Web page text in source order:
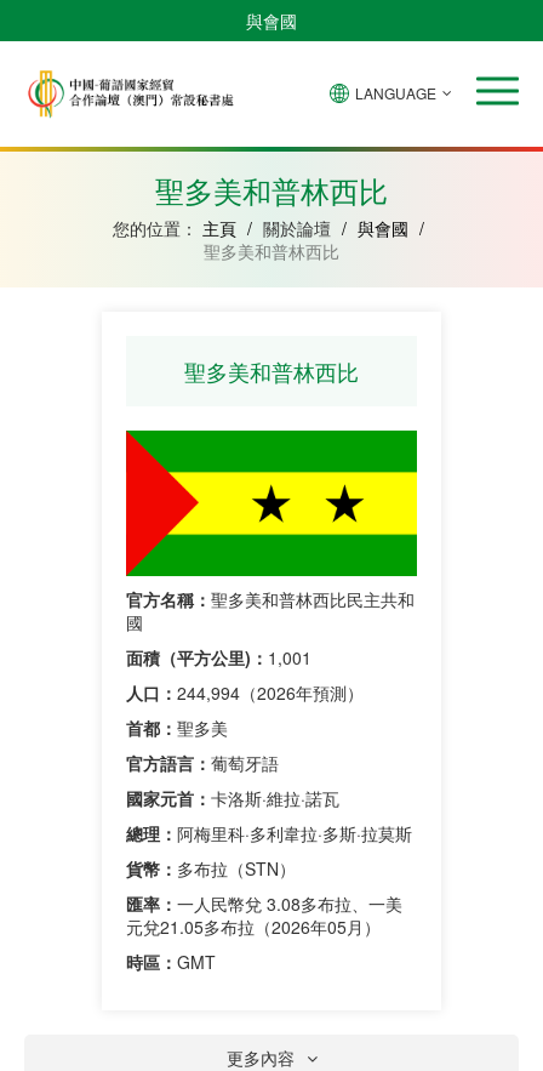
與會國
安
比
紹
內
亞
克
LANGUAGE
聖多美和普林西比
您的位置： 主頁 / 關於論壇 / 與會國 /
聖多美和普林西比
聖多美和普林西比
官方名稱： 聖多美和普林西比民主共和
國
面積（平方公里)： 1,001
人口： 244,994（2026年預測）
首都： 聖多美
官方語言： 葡萄牙語
國家元首： 卡洛斯·維拉·諾瓦
總理： 阿梅里科·多利韋拉·多斯·拉莫斯
貨幣： 多布拉（STN）
匯率： 一人民幣兌 3.08多布拉、一美
元兌21.05多布拉（2026年05月）
時區： GMT
更多內容